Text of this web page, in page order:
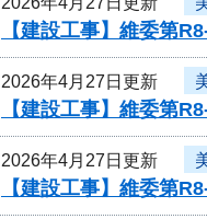
【建設工事】維委第
2026年4月27日更新
【建設工事】維委第
2026年4月27日更新
【建設工事】維委第